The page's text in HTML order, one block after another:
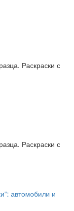
Раскраски с
Раскраски с